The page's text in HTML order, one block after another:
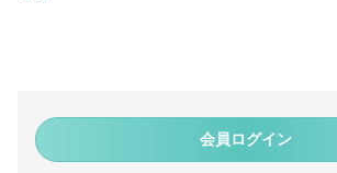
会員ログイン